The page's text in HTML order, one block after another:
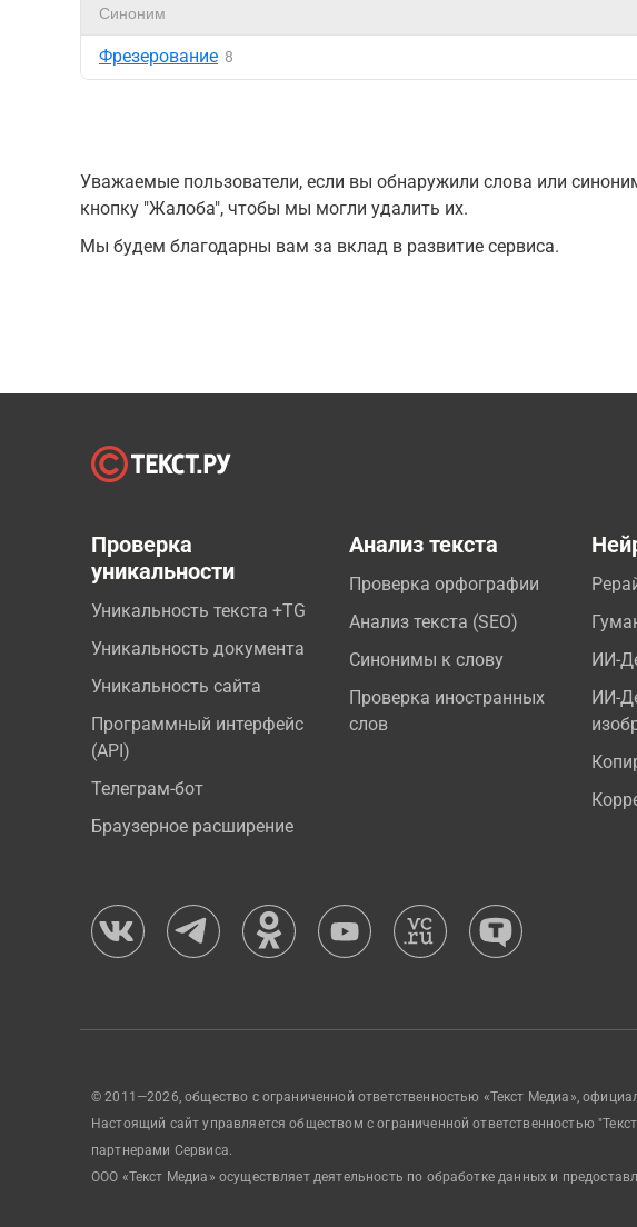
Синоним
Фрезерование 8
Уважаемые пользователи, если вы обнаружили слова или
кнопку "Жалоба", чтобы мы могли удалить их.
Мы будем благодарны вам за вклад в развитие сервиса.
Проверка
уникальности
Уникальность текста +TG
Уникальность документа
Уникальность сайта
Программный интерфейс
(API)
Телеграм-бот
Браузерное расширение
Анализ текста
Проверка орфографии
Анализ текста (SEO)
Синонимы к слову
Проверка иностранных
слов
ИИ-
ИИ-
© 2011—2026, общество с ограниченной ответственностью «Текст Медиа»,
Настоящий сайт управляется обществом с ограниченной ответственностью
партнерами Сервиса.
ООО «Текст Медиа» осуществляет деятельность по обработке данных и